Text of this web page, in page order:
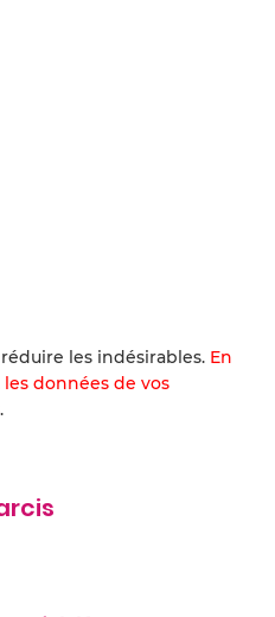
les indésirables. En
données de vos
.